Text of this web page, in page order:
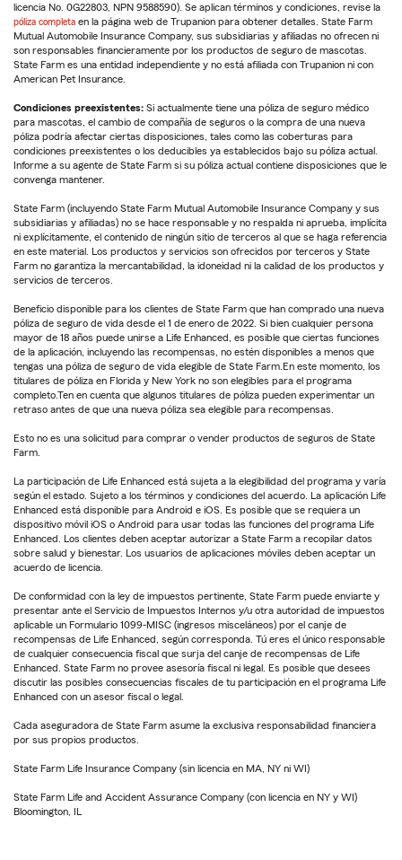
licencia No. 0G22803, NPN 9588590). Se aplican términos y condiciones, revise la
póliza completa en la página web de Trupanion para obtener detalles. State Farm
Mutual Automobile Insurance Company, sus subsidiarias y afiliadas no ofrecen ni
son responsables financieramente por los productos de seguro de mascotas.
State Farm es una entidad independiente y no está afiliada con Trupanion ni con
American Pet Insurance.
Condiciones preexistentes: Si actualmente tiene una póliza de seguro médico
para mascotas, el cambio de compañía de seguros o la compra de una nueva
póliza podría afectar ciertas disposiciones, tales como las coberturas para
condiciones preexistentes o los deducibles ya establecidos bajo su póliza actual.
Informe a su agente de State Farm si su póliza actual contiene disposiciones que le
convenga mantener.
State Farm (incluyendo State Farm Mutual Automobile Insurance Company y sus
subsidiarias y afiliadas) no se hace responsable y no respalda ni aprueba, implícita
ni explícitamente, el contenido de ningún sitio de terceros al que se haga referencia
en este material. Los productos y servicios son ofrecidos por terceros y State
Farm no garantiza la mercantabilidad, la idoneidad ni la calidad de los productos y
servicios de terceros.
Beneficio disponible para los clientes de State Farm que han comprado una nueva
póliza de seguro de vida desde el 1 de enero de 2022. Si bien cualquier persona
mayor de 18 años puede unirse a Life Enhanced, es posible que ciertas funciones
de la aplicación, incluyendo las recompensas, no estén disponibles a menos que
tengas una póliza de seguro de vida elegible de State Farm.En este momento, los
titulares de póliza en Florida y New York no son elegibles para el programa
completo.Ten en cuenta que algunos titulares de póliza pueden experimentar un
retraso antes de que una nueva póliza sea elegible para recompensas.
Esto no es una solicitud para comprar o vender productos de seguros de State
Farm.
La participación de Life Enhanced está sujeta a la elegibilidad del programa y varía
según el estado. Sujeto a los términos y condiciones del acuerdo. La aplicación Life
Enhanced está disponible para Android e iOS. Es posible que se requiera un
dispositivo móvil iOS o Android para usar todas las funciones del programa Life
Enhanced. Los clientes deben aceptar autorizar a State Farm a recopilar datos
sobre salud y bienestar. Los usuarios de aplicaciones móviles deben aceptar un
acuerdo de licencia.
De conformidad con la ley de impuestos pertinente, State Farm puede enviarte y
presentar ante el Servicio de Impuestos Internos y/u otra autoridad de impuestos
aplicable un Formulario 1099-MISC (ingresos misceláneos) por el canje de
recompensas de Life Enhanced, según corresponda. Tú eres el único responsable
de cualquier consecuencia fiscal que surja del canje de recompensas de Life
Enhanced. State Farm no provee asesoría fiscal ni legal. Es posible que desees
discutir las posibles consecuencias fiscales de tu participación en el programa Life
Enhanced con un asesor fiscal o legal.
Cada aseguradora de State Farm asume la exclusiva responsabilidad financiera
por sus propios productos.
State Farm Life Insurance Company (sin licencia en MA, NY ni WI)
State Farm Life and Accident Assurance Company (con licencia en NY y WI)
Bloomington, IL